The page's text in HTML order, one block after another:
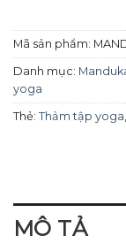
Mã sản phẩm:
Danh mục:
yoga
Thẻ: Thảm tập yoga,
MÔ TẢ